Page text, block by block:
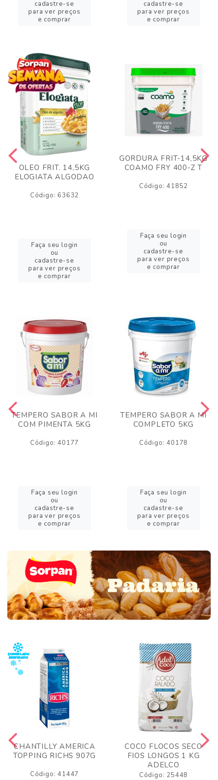
cadastre-se
para ver preços
e comprar
cadastre-se
para ver preços
e comprar
OLEO FRIT. 14,5KG
ELOGIATA ALGODAO
Código: 63632
Faça seu login
ou
cadastre-se
para ver preços
e comprar
GORDURA FRIT-14,5KG
COAMO FRY 400-Z T
Código: 41852
Faça seu login
ou
cadastre-se
para ver preços
e comprar
TEMPERO SABOR A MI
COM PIMENTA 5KG
Código: 40177
Faça seu login
ou
cadastre-se
para ver preços
e comprar
TEMPERO SABOR A MI
COMPLETO 5KG
Código: 40178
Faça seu login
ou
cadastre-se
para ver preços
e comprar
CHANTILLY AMERICA
TOPPING RICHS 907G
Código: 41447
COCO FLOCOS SECO
FIOS LONGOS 1 KG
ADELCO
Código: 25448